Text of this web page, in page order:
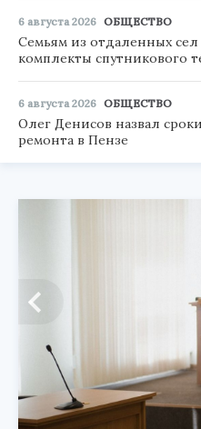
6 августа 2026 ОБЩЕСТВО
Семьям из отдаленных сел
комплекты спутникового
6 августа 2026 ОБЩЕСТВО
Олег Денисов назвал
ремонта в Пензе